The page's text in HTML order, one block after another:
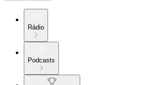
Rádio
Podcasts